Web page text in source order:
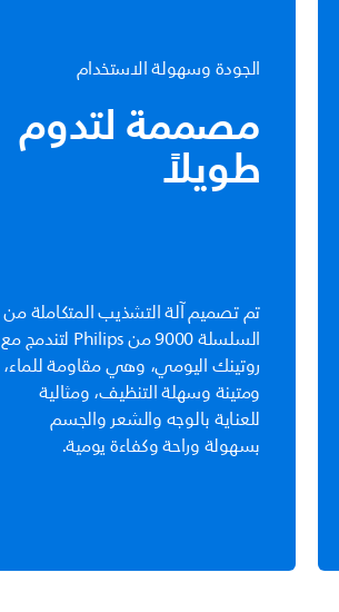
الجودة وسهولة الاستخدام
مصممة لتدوم
طويلاً
تم تصميم آلة التشذيب المتكاملة من
السلسلة 9000 من Philips لتندمج مع
روتينك اليومي، وهي مقاومة للماء،
ومتينة وسهلة التنظيف، ومثالية
للعناية بالوجه والشعر والجسم
بسهولة وراحة وكفاءة يومية.